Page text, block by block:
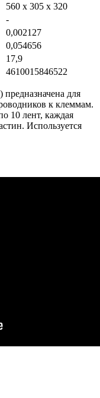
560 х 305 х 320
-
0,002127
0,054656
17,9
4610015846522
для
к клеммам.
10 лент, каждая
Используется